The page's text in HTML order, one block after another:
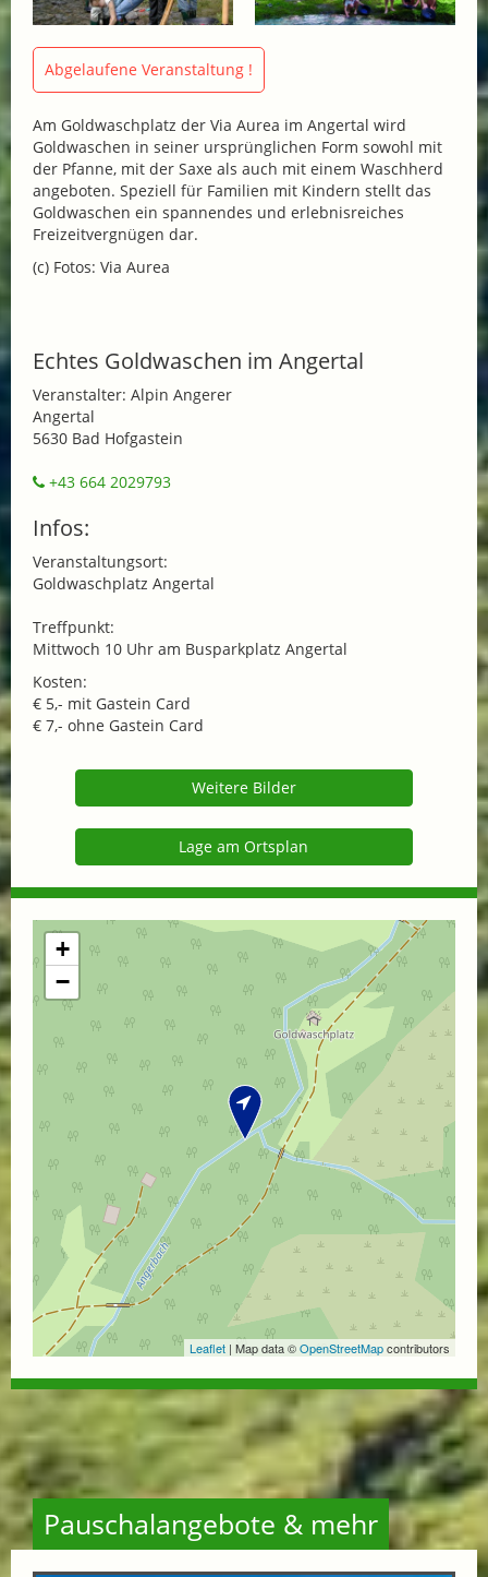
Abgelaufene Veranstaltung !
Am Goldwaschplatz der Via Aurea im Angertal wird
Goldwaschen in seiner ursprünglichen Form sowohl mit
der Pfanne, mit der Saxe als auch mit einem Waschherd
angeboten. Speziell für Familien mit Kindern stellt das
Goldwaschen ein spannendes und erlebnisreiches
Freizeitvergnügen dar.
(c) Fotos: Via Aurea
Echtes Goldwaschen im Angertal
Veranstalter: Alpin Angerer
Angertal
5630 Bad Hofgastein
+43 664 2029793
Infos:
Veranstaltungsort:
Goldwaschplatz Angertal
Treffpunkt:
Mittwoch 10 Uhr am Busparkplatz Angertal
Kosten:
€ 5,- mit Gastein Card
€ 7,- ohne Gastein Card
Weitere Bilder
Lage am Ortsplan
+
−
Leaflet | Map data ©OpenStreetMapcontributors
Pauschalangebote & mehr